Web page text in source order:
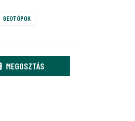
GEOTÓPOK
MEGOSZTÁS